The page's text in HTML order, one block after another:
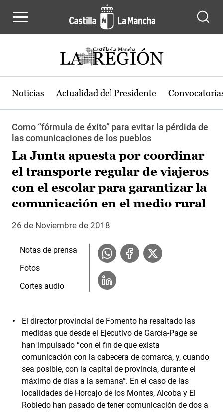
Noticias Actualidad del Presidente
Como “fórmula de éxito” para evitar la pérdida de
las comunicaciones de los pueblos
La Junta apuesta por coordinar
el transporte regular de viajeros
con el escolar para garantizar la
comunicación en el medio rural
26 de Noviembre de 2018
El director provincial de Fomento ha resaltado las
medidas que desde el Ejecutivo de García-Page se
han impulsado “con el fin de que exista
comunicación con la cabecera de comarca, y, cuando
sea posible, con la capital de provincia, durante el
máximo de días a la semana”. En el caso de las
localidades de Horcajo de los Montes, Alcoba y El
Robledo han pasado de tener comunicación de dos a
Notas de prensa
Fotos
Cortes audio